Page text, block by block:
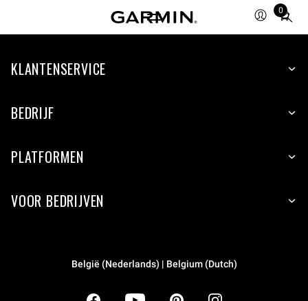
0
Total
items
cart:
KLANTENSERVICE
BEDRIJF
PLATFORMEN
VOOR BEDRIJVEN
België (Nederlands) | Belgium (Dutch)